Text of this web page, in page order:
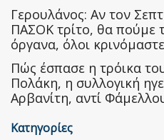
Γερουλάνος: Αν τον
ΠΑΣΟΚ τρίτο, θα πούμε
όργανα, όλοι
Πώς έσπασε η τρόικα
Πολάκη, η συλλογική
Αρβανίτη, αντί
Κατηγορίες